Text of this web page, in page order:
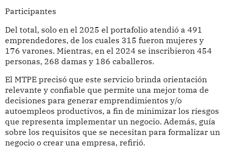
Participantes
Del total, solo en el 2025 el portafolio atendió a 491
emprendedores, de los cuales 315 fueron mujeres y
176 varones. Mientras, en el 2024 se inscribieron 454
personas, 268 damas y 186 caballeros.
El MTPE precisó que este servicio brinda orientación
relevante y confiable que permite una mejor toma de
decisiones para generar emprendimientos y/o
autoempleos productivos, a fin de minimizar los riesgos
que representa implementar un negocio. Además, guía
sobre los requisitos que se necesitan para formalizar un
negocio o crear una empresa, refirió.